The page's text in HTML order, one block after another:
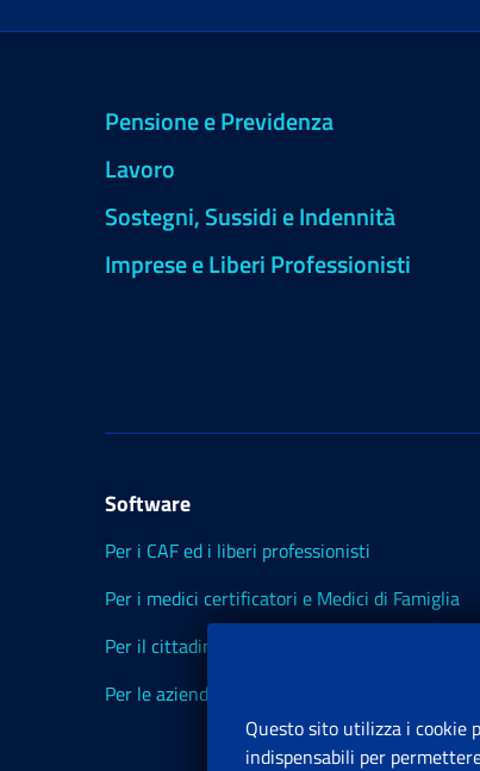
Pensione e Previdenza
Lavoro
Sostegni, Sussidi e Indennità
Imprese e Liberi Professionisti
Software
Per i CAF ed i liberi professionisti
Per i medici certificatori e Medici di Famiglia
Per il cittadino
Per le aziende ed i Consulenti
Questo sito utilizza i cookie
indispensabili per